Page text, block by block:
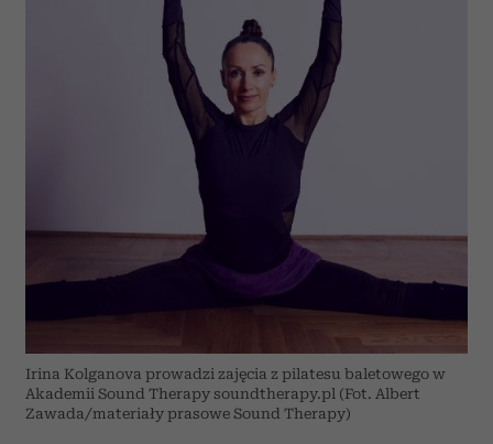
Irina Kolganova prowadzi zajęcia z pilatesu baletowego w
Akademii Sound Therapy soundtherapy.pl (Fot. Albert
Zawada/materiały prasowe Sound Therapy)